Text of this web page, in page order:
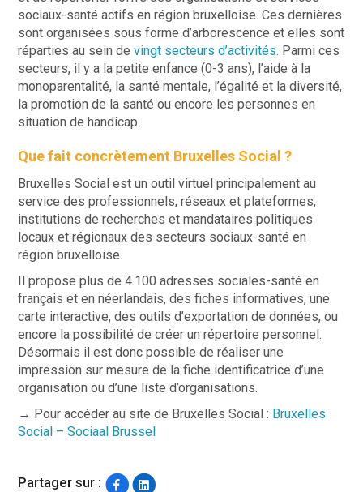
sociaux-santé actifs en région bruxelloise. Ces dernières
sont organisées sous forme d’arborescence et elles sont
réparties au sein devingt secteurs d’activités. Parmi ces
secteurs, il y a la petite enfance (0-3 ans), l’aide à la
monoparentalité, la santé mentale, l’égalité et la diversité,
la promotion de la santé ou encore les personnes en
situation de handicap.
Que fait concrètement Bruxelles Social ?
Bruxelles Social est un outil virtuel principalement au
service des professionnels, réseaux et plateformes,
institutions de recherches et mandataires politiques
locaux et régionaux des secteurs sociaux-santé en
région bruxelloise.
Il propose plus de 4.100 adresses sociales-santé en
français et en néerlandais, des fiches informatives, une
carte interactive, des outils d’exportation de données, ou
encore la possibilité de créer un répertoire personnel.
Désormais il est donc possible de réaliser une
impression sur mesure de la fiche identificatrice d’une
organisation ou d’une liste d’organisations.
→ Pour accéder au site de Bruxelles Social : Bruxelles
Social – Sociaal Brussel
Partager sur :